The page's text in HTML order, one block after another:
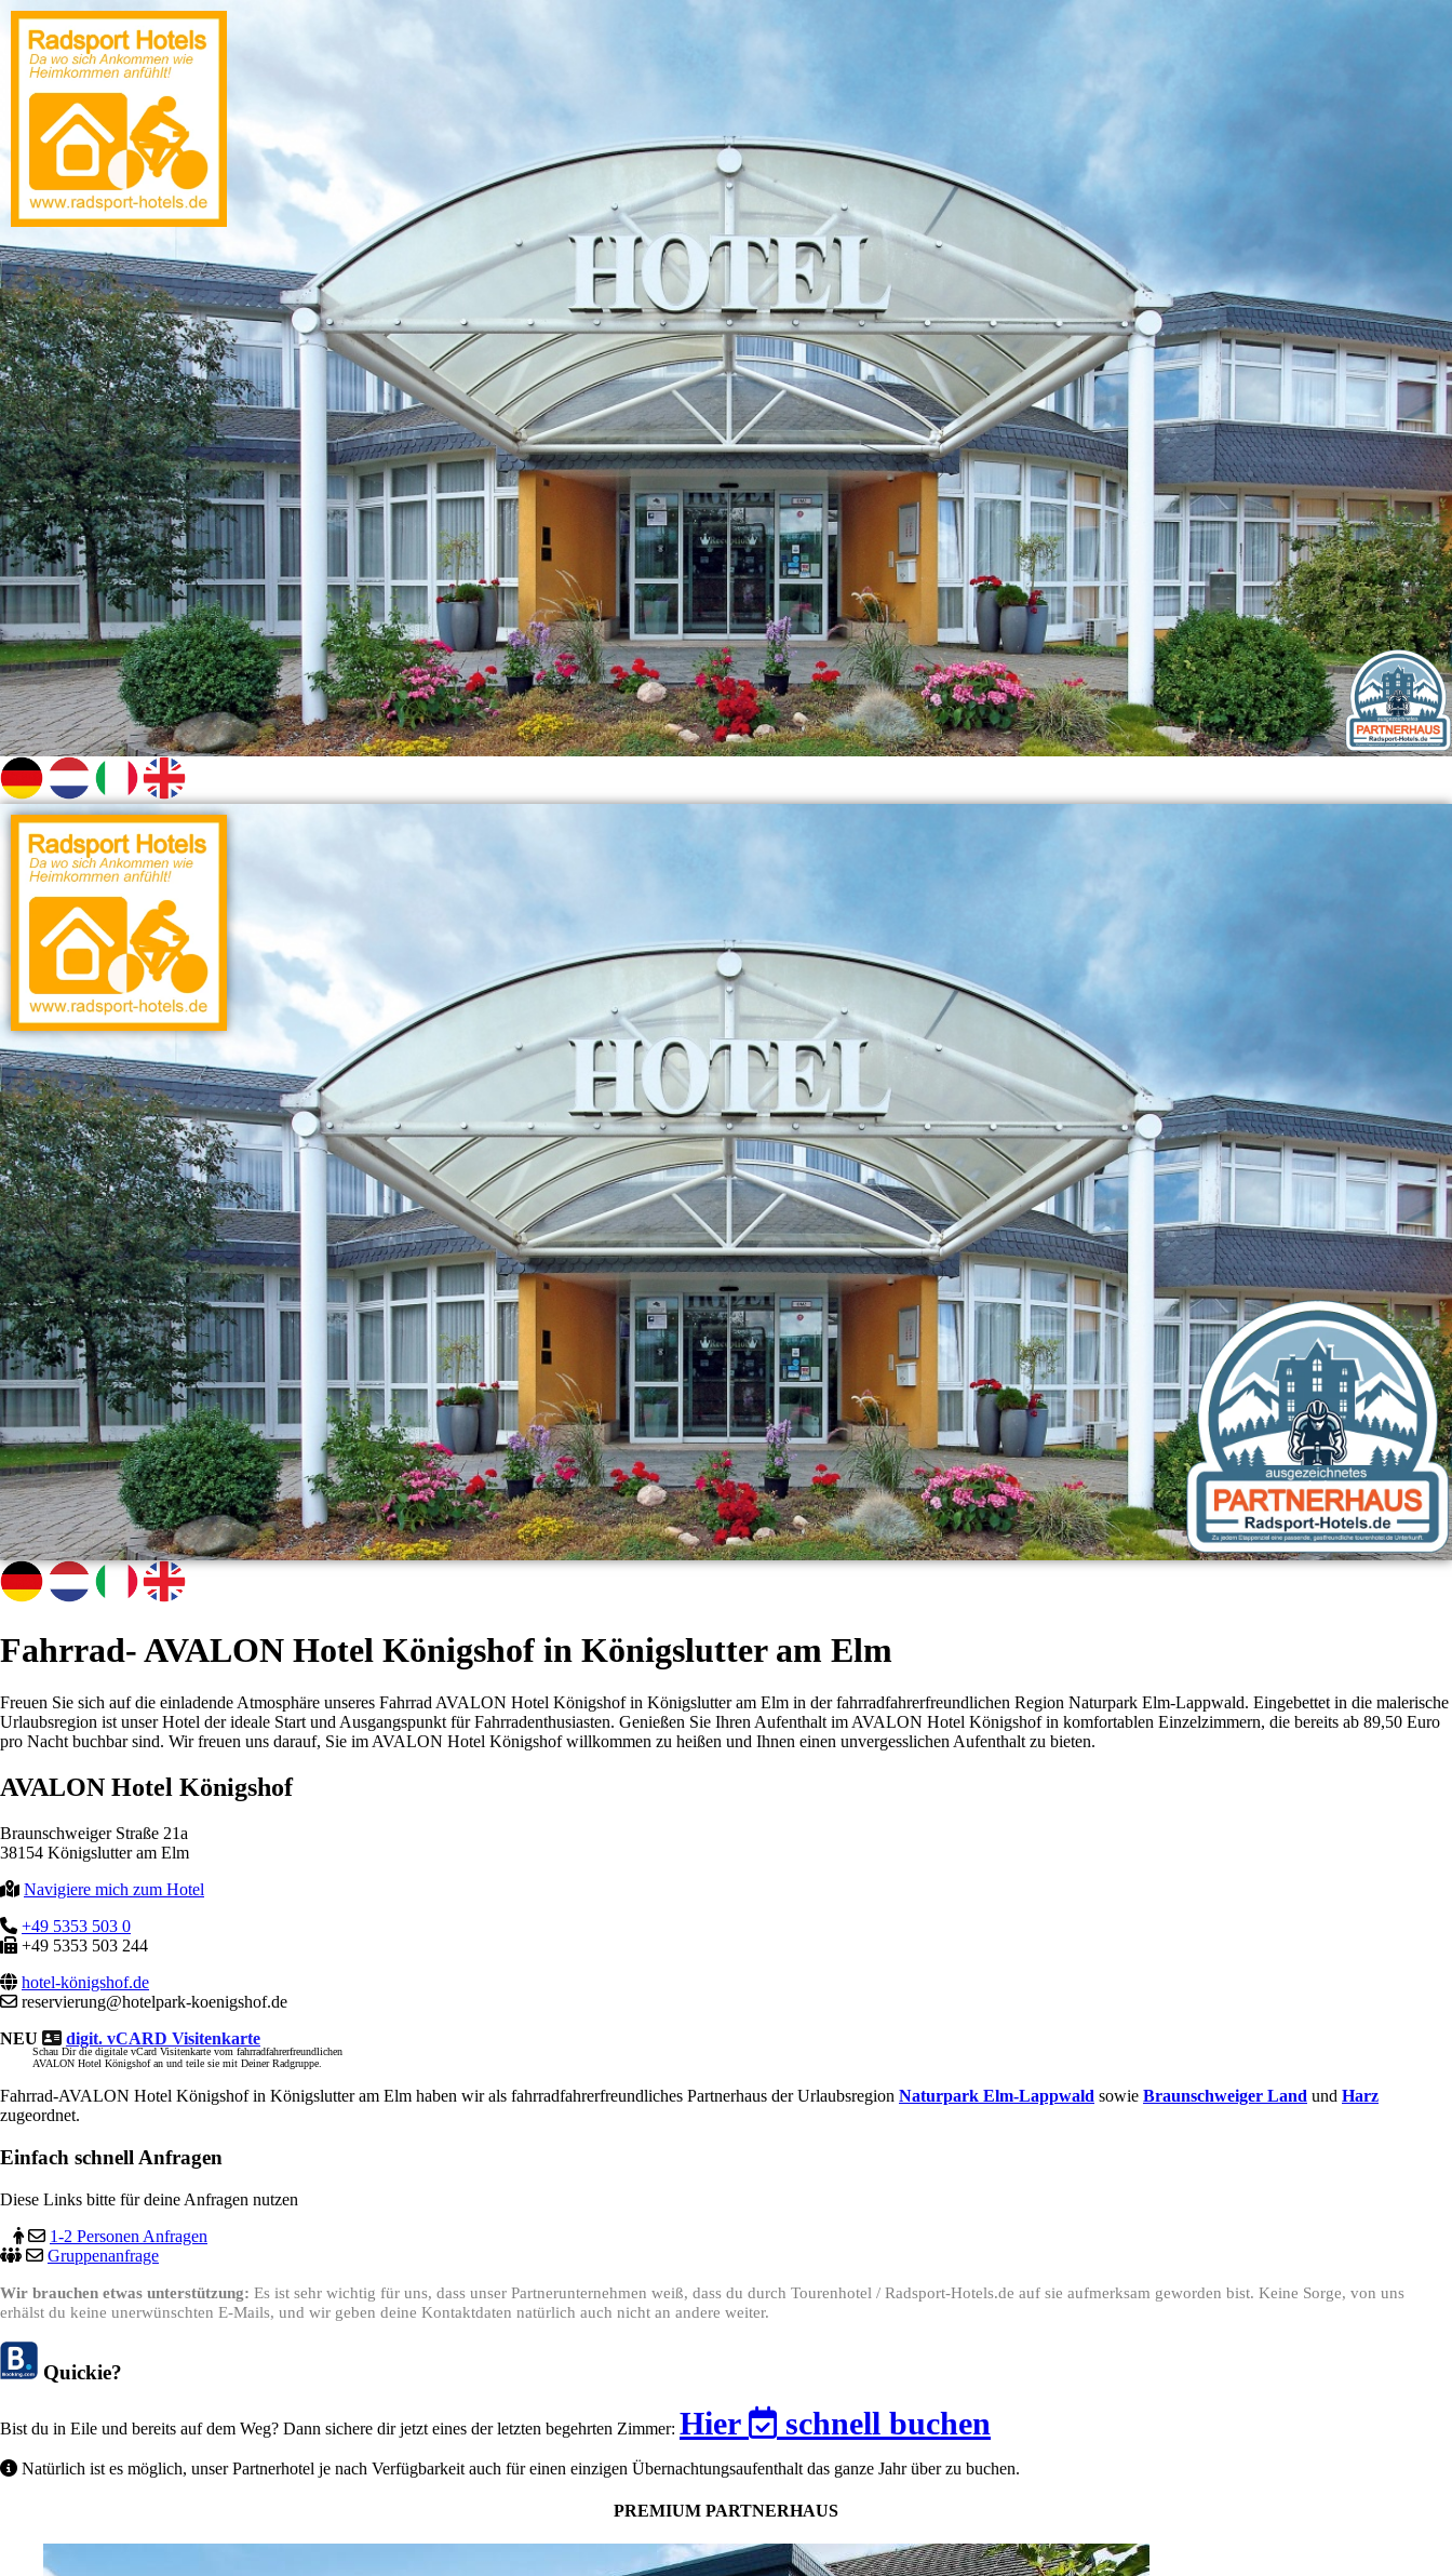
Fahrrad- AVALON Hotel Königshof in Königslutter am Elm
Freuen Sie sich auf die einladende Atmosphäre unseres Fahrrad AVALON Hotel Königshof in Königslutter am Elm in der fahrradfahrerfreundlichen Region Naturpark Elm-Lappwald. Eingebettet in die malerische
Urlaubsregion ist unser Hotel der ideale Start und Ausgangspunkt für Fahrradenthusiasten. Genießen Sie Ihren Aufenthalt im AVALON Hotel Königshof in komfortablen Einzelzimmern, die bereits ab 89,50 Euro
pro Nacht buchbar sind. Wir freuen uns darauf, Sie im AVALON Hotel Königshof willkommen zu heißen und Ihnen einen unvergesslichen Aufenthalt zu bieten.
AVALON Hotel Königshof
Braunschweiger Straße 21a
38154 Königslutter am Elm
Navigiere mich zum Hotel
+49 5353 503 0
+49 5353 503 244
hotel-königshof.de
reservierung@hotelpark-koenigshof.de
NEU
digit. vCARD Visitenkarte
Schau Dir die digitale vCard Visitenkarte vom fahrradfahrerfreundlichen
AVALON Hotel Königshof an und teile sie mit Deiner Radgruppe.
Fahrrad-AVALON Hotel Königshof in Königslutter am Elm haben wir als fahrradfahrerfreundliches Partnerhaus der Urlaubsregion Naturpark Elm-Lappwald sowie Braunschweiger Land und Harz
zugeordnet.
Einfach schnell Anfragen
Diese Links bitte für deine Anfragen nutzen
1-2 Personen Anfragen
Gruppenanfrage
Wir brauchen etwas unterstützung: Es ist sehr wichtig für uns, dass unser Partnerunternehmen weiß, dass du durch Tourenhotel / Radsport-Hotels.de auf sie aufmerksam geworden bist. Keine Sorge, von uns
erhälst du keine unerwünschten E-Mails, und wir geben deine Kontaktdaten natürlich auch nicht an andere weiter.
Quickie?
Bist du in Eile und bereits auf dem Weg? Dann sichere dir jetzt eines der letzten begehrten Zimmer: Hier schnell buchen
Natürlich ist es möglich, unser Partnerhotel je nach Verfügbarkeit auch für einen einzigen Übernachtungsaufenthalt das ganze Jahr über zu buchen.
PREMIUM PARTNERHAUS